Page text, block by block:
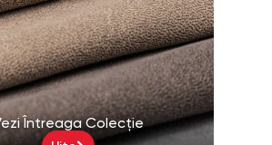
Întreaga Colecție